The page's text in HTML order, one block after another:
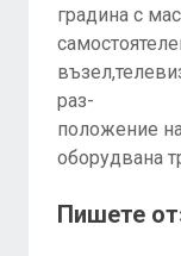
градина с
раз-
положение
оборудвана
Пишете